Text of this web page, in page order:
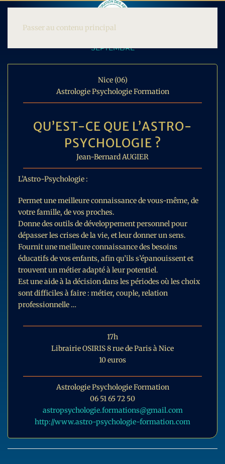
Passer au contenu principal
SEPTEMBRE
Nice (06)
Astrologie Psychologie Formation
QU’EST-CE QUE L’ASTRO-
PSYCHOLOGIE ?
Jean-Bernard AUGIER
L’Astro-Psychologie :
Permet une meilleure connaissance de vous-même, de
votre famille, de vos proches.
Donne des outils de développement personnel pour
dépasser les crises de la vie, et leur donner un sens.
Fournit une meilleure connaissance des besoins
éducatifs de vos enfants, afin qu’ils s’épanouissent et
trouvent un métier adapté à leur potentiel.
Est une aide à la décision dans les périodes où les choix
sont difficiles à faire : métier, couple, relation
professionnelle …
17h
Librairie OSIRIS 8 rue de Paris à Nice
10 euros
Astrologie Psychologie Formation
06 51 65 72 50
astropsychologie.formations@gmail.com
http://www.astro-psychologie-formation.com